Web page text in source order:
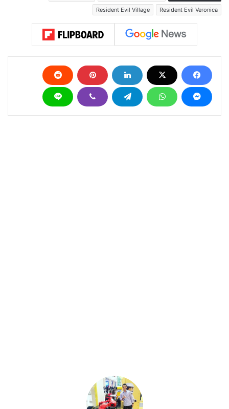
Resident Evil Veronica
Resident Evil Village